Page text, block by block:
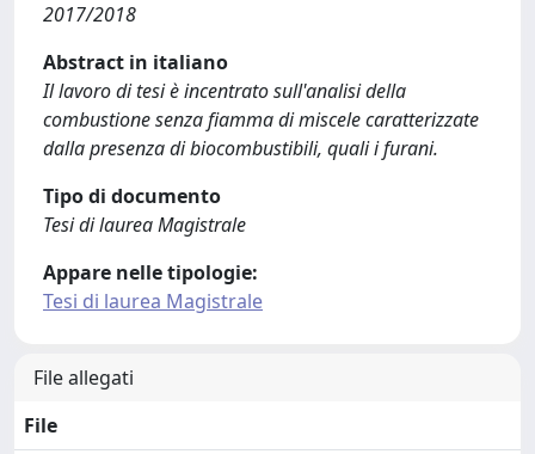
2017/2018
Abstract in italiano
Il lavoro di tesi è incentrato sull'analisi della
combustione senza fiamma di miscele caratterizzate
dalla presenza di biocombustibili, quali i furani.
Tipo di documento
Tesi di laurea Magistrale
Appare nelle tipologie:
Tesi di laurea Magistrale
File allegati
File